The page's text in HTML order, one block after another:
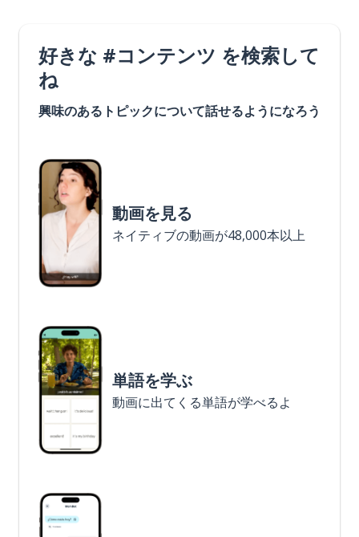
好きな #コンテンツ を検索して
ね
興味のあるトピックについて話せるようになろう
動画を見る
ネイティブの動画が48,000本以上
単語を学ぶ
動画に出てくる単語が学べるよ